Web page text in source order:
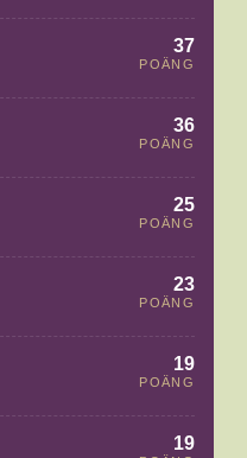
37
POÄNG
36
POÄNG
25
POÄNG
23
POÄNG
19
POÄNG
19